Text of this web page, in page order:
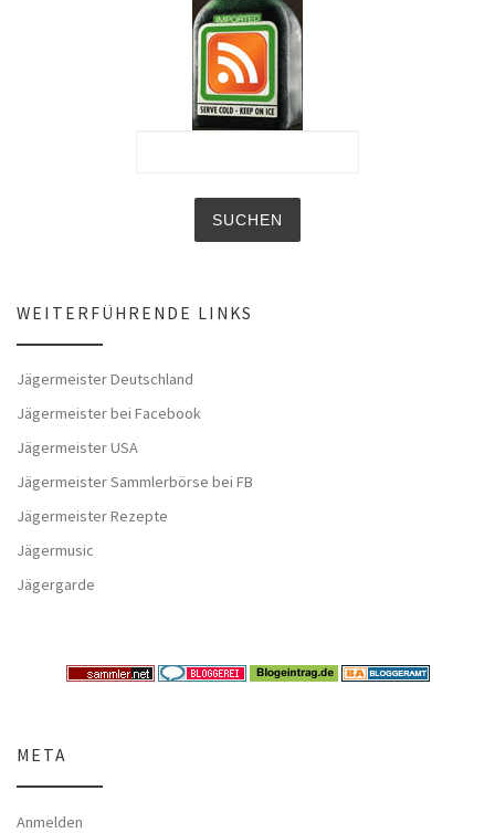
WEITERFÜHRENDE LINKS
Jägermeister Deutschland
Jägermeister bei Facebook
Jägermeister USA
Jägermeister Sammlerbörse bei FB
Jägermeister Rezepte
Jägermusic
Jägergarde
META
Anmelden